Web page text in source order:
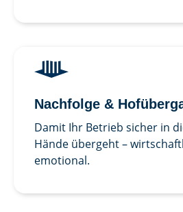
Nachfolge &
Damit Ihr Betrieb sicher in
Hände übergeht –
emotional.